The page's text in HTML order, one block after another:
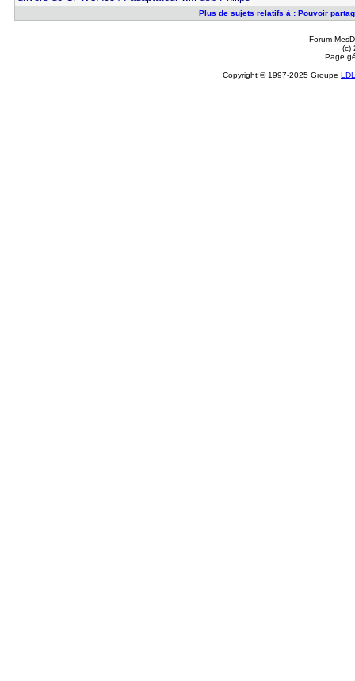
Plus de sujets relatifs à : Pouvoir
Forum
(c)
Page
Copyright © 1997-2025 Groupe